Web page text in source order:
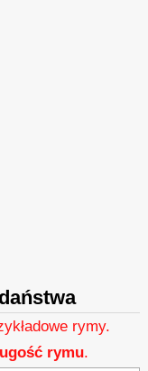
rymy.
rymu.